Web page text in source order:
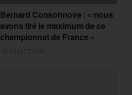
Bernard Consonnove : « nous
avons tiré le maximum de ce
championnat de France »